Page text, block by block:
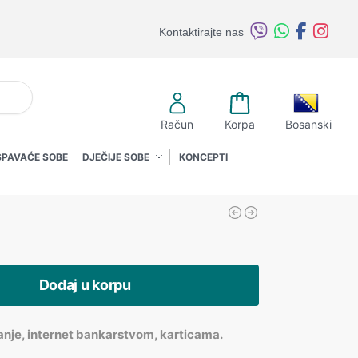
Kontaktirajte nas
Račun Korpa Bosanski
SOBE DJEČIJE SOBE KONCEPTI
Dodaj u korpu
internet bankarstvom, karticama.